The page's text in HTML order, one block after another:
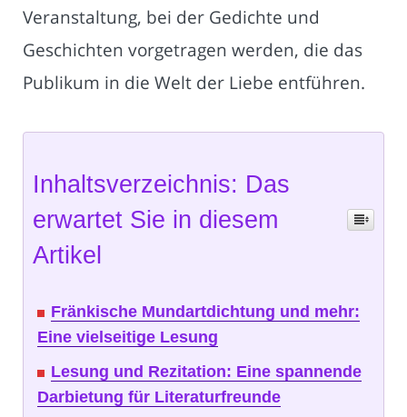
Veranstaltung, bei der Gedichte und
Geschichten vorgetragen werden, die das
Publikum in die Welt der Liebe entführen.
Inhaltsverzeichnis: Das
erwartet Sie in diesem
Artikel
Fränkische Mundartdichtung und mehr:
Eine vielseitige Lesung
Lesung und Rezitation: Eine spannende
Darbietung für Literaturfreunde